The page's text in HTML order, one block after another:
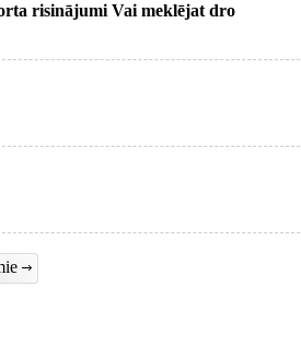
risinājumi Vai meklējat dro